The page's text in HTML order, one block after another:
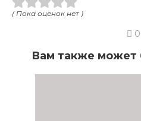
( Пока оценок нет )
0
Вам также может